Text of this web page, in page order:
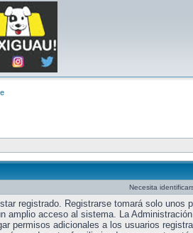
Necesita
registrado. Registrarse tomará solo unos
amplio acceso al sistema. La
permisos adicionales a los usuarios